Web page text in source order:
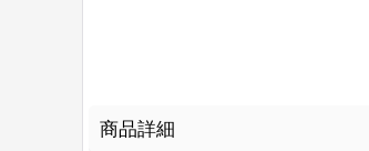
商品詳細